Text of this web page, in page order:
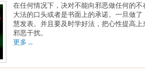
在任何情况下，决对不能向邪恶做任何的
大法的口头或者是书面上的承诺。一旦做
慧发表。并且要及时学好法，把心性提高上
邪恶干扰。
更多 ...